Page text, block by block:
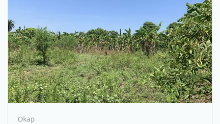
Okap